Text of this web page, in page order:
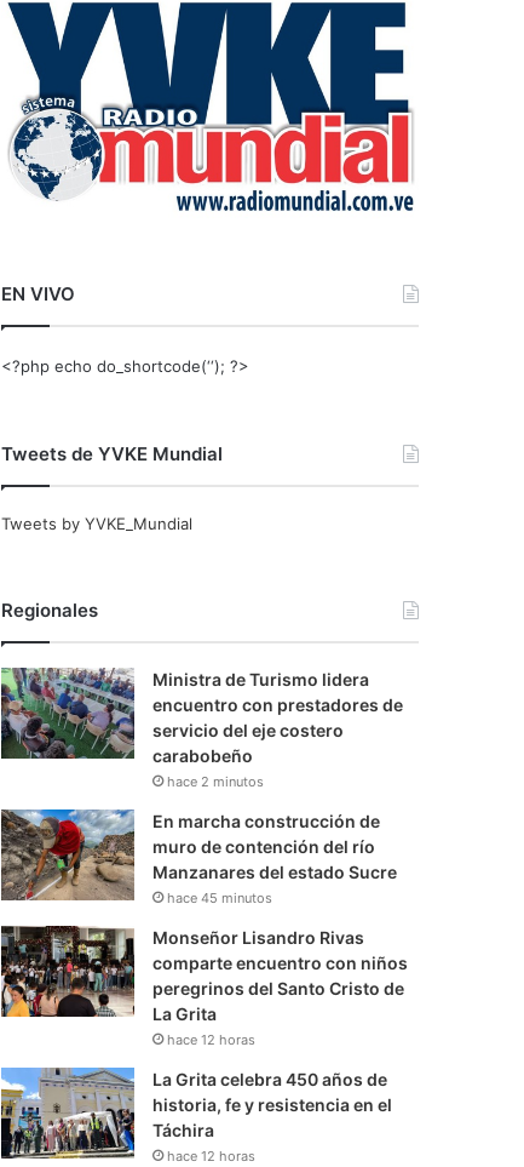
r
EN VIVO
<?php echo do_shortcode(‘‘); ?>
Tweets de YVKE Mundial
Tweets by YVKE_Mundial
Regionales
Ministra de Turismo lidera
encuentro con prestadores de
servicio del eje costero
carabobeño
hace 2 minutos
En marcha construcción de
muro de contención del río
Manzanares del estado Sucre
hace 45 minutos
Monseñor Lisandro Rivas
comparte encuentro con niños
peregrinos del Santo Cristo de
La Grita
hace 12 horas
La Grita celebra 450 años de
historia, fe y resistencia en el
Táchira
hace 12 horas